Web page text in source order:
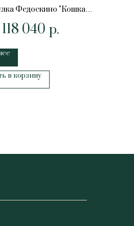
Федоскино "Кошка
Марса"
118 040 р.
в корзину